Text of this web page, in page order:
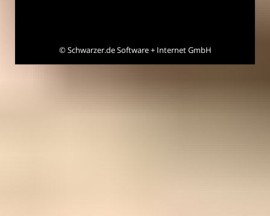
©Schwarzer.de Software + Internet GmbH